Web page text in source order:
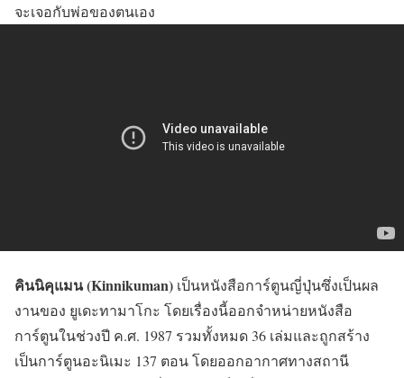
จะเจอกับพ่อของตนเอง
คินนิคุแมน (Kinnikuman) เป็นหนังสือการ์ตูนญี่ปุ่นซึ่งเป็นผล
งานของ ยูเดะทามาโกะ โดยเรื่องนี้ออกจำหน่ายหนังสือ
การ์ตูนในช่วงปี ค.ศ. 1987 รวมทั้งหมด 36 เล่มและถูกสร้าง
เป็นการ์ตูนอะนิเมะ 137 ตอน โดยออกอากาศทางสถานี